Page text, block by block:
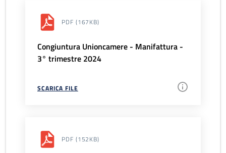
PDF (167KB)
Congiuntura Unioncamere - Manifattura -
3° trimestre 2024
SCARICA FILE
PDF (152KB)